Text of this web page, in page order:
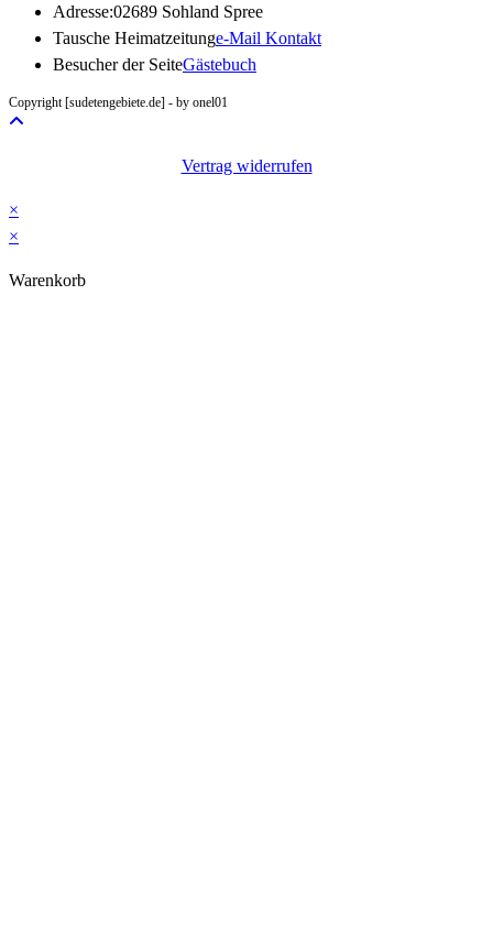
Adresse:02689 Sohland Spree
Tausche Heimatzeitunge-Mail KontaktOpens
Besucher der SeiteGästebuch
Copyright [sudetengebiete.de] - by onel01
Vertrag widerrufen
×
×
Warenkorb